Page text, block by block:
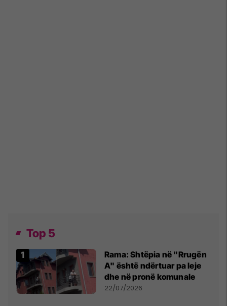
Top 5
Rama: Shtëpia në "Rrugën
A" është ndërtuar pa leje
dhe në pronë komunale
22/07/2026